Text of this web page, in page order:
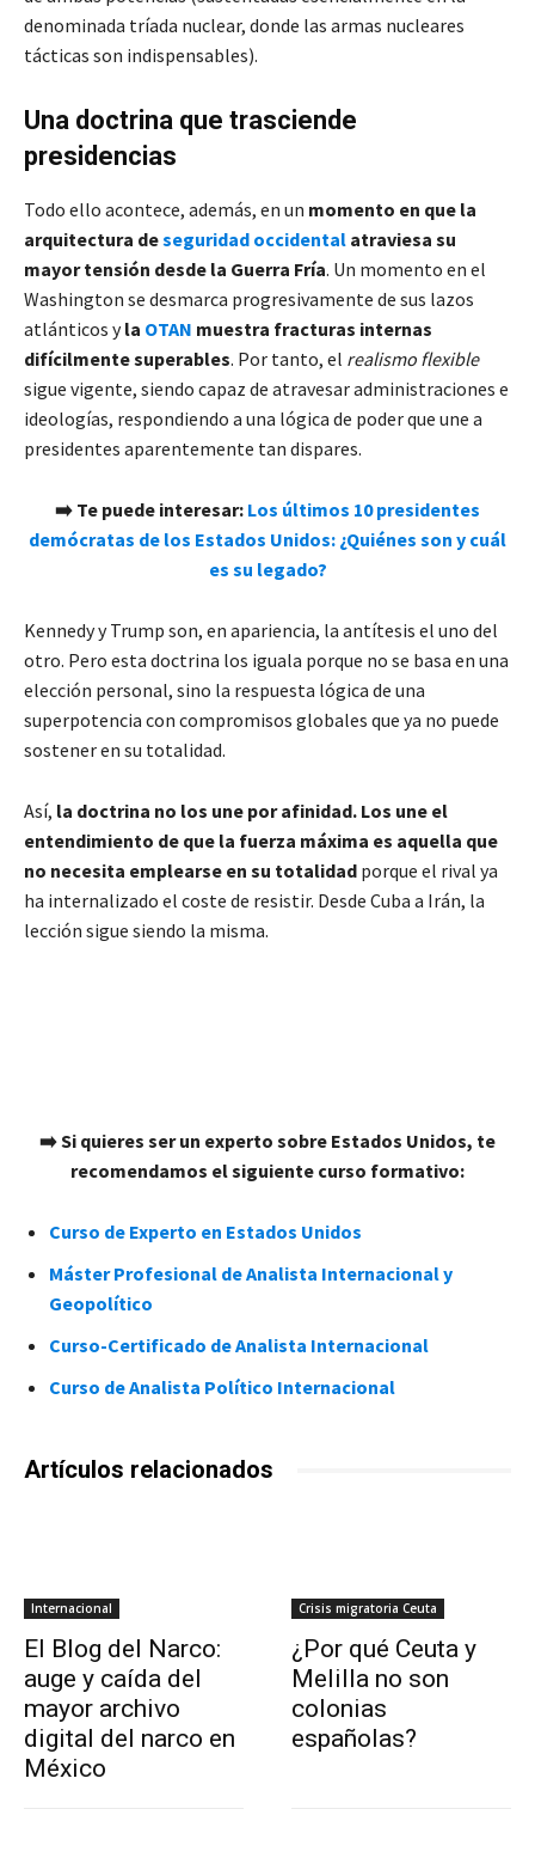
denominada tríada nuclear, donde las armas nucleares
tácticas son indispensables).
Una doctrina que trasciende
presidencias
Todo ello acontece, además, en un momento en que la
arquitectura deseguridad occidental atraviesa su
mayor tensión desde la Guerra Fría. Un momento en el
Washington se desmarca progresivamente de sus lazos
atlánticos yla OTAN muestra fracturas internas
difícilmente superables. Por tanto, el realismo flexible
sigue vigente, siendo capaz de atravesar administraciones e
ideologías, respondiendo a una lógica de poder que une a
presidentes aparentemente tan dispares.
➡️ Te puede interesar: Los últimos 10 presidentes
demócratas de los Estados Unidos: ¿Quiénes son y cuál
es su legado?
Kennedy y Trump son, en apariencia, la antítesis el uno del
otro. Pero esta doctrina los iguala porque no se basa en una
elección personal, sino la respuesta lógica de una
superpotencia con compromisos globales que ya no puede
sostener en su totalidad.
Así, la doctrina no los une por afinidad. Los une el
entendimiento de que la fuerza máxima es aquella que
no necesita emplearse en su totalidad porque el rival ya
ha internalizado el coste de resistir. Desde Cuba a Irán, la
lección sigue siendo la misma.
➡️ Si quieres ser un experto sobre Estados Unidos, te
recomendamos el siguiente curso formativo:
Curso de Experto en Estados Unidos
Máster Profesional de Analista Internacional y
Geopolítico
Curso-Certificado de Analista Internacional
Curso de Analista Político Internacional
Artículos relacionados
Internacional
El Blog del Narco:
auge y caída del
mayor archivo
digital del narco en
México
Crisis migratoria Ceuta
¿Por qué Ceuta y
Melilla no son
colonias
españolas?